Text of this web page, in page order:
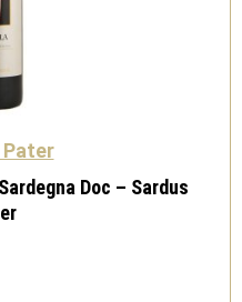
Pater
Doc – Sardus